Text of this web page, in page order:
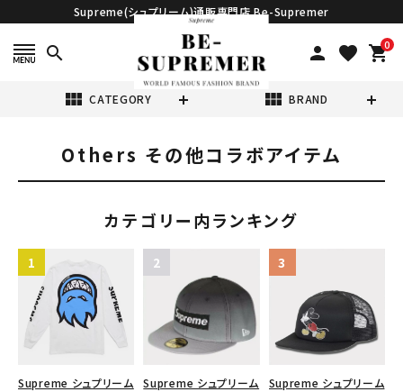
Supreme(シュプリーム)通販専門店 Be-Supremer
search person favorite 0
shopping_cart
view_module CATEGORY view_module BRAND
表示する商品はありません。
NEW ITEMS
CATEGORY
Others その他コラボアイテム
カテゴリー内ランキング
Supreme シュプリーム
Supreme シュプリーム
Supreme シュプリーム